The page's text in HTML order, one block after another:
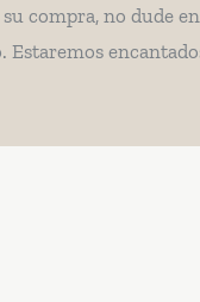
compra, no dude
Estaremos